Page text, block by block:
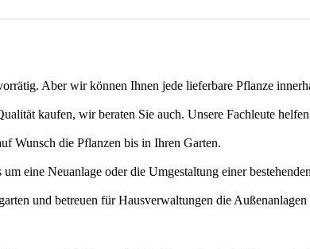
Aber wir können Ihnen jede lieferbare Pflanze
kaufen, wir beraten Sie auch. Unsere Fachleute
Wunsch die Pflanzen bis in Ihren Garten.
eine Neuanlage oder die Umgestaltung einer
und betreuen für Hausverwaltungen die